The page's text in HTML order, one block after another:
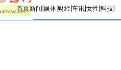
首页新闻 娱体 财经 车讯 女性 科技